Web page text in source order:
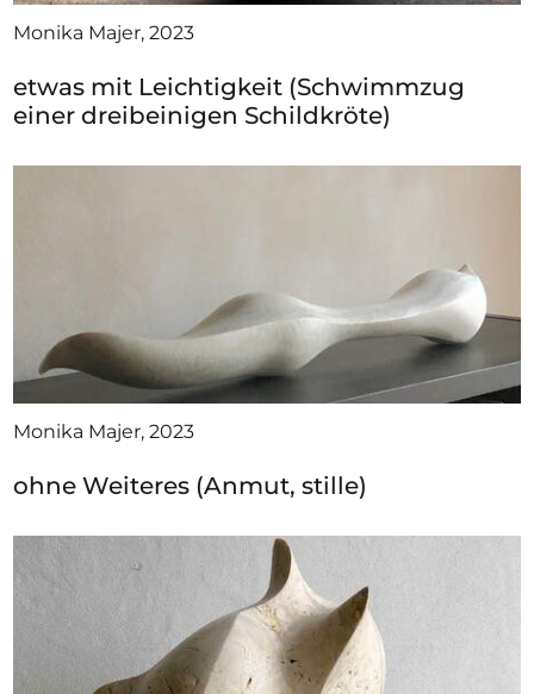
Monika Majer, 2023
etwas mit Leichtigkeit (Schwimmzug
einer dreibeinigen Schildkröte)
Monika Majer, 2023
ohne Weiteres (Anmut, stille)